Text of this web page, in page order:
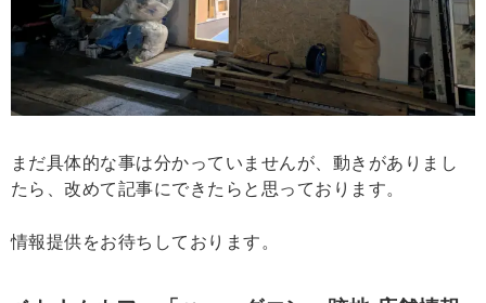
まだ具体的な事は分かっていませんが、動きがありまし
たら、改めて記事にできたらと思っております。
情報提供をお待ちしております。